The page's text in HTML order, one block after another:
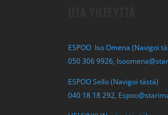
ESPOO Iso Omena (Navigoi
050 306 9926,
ESPOO Sello (Navigoi tästä)
040 18 18 292,